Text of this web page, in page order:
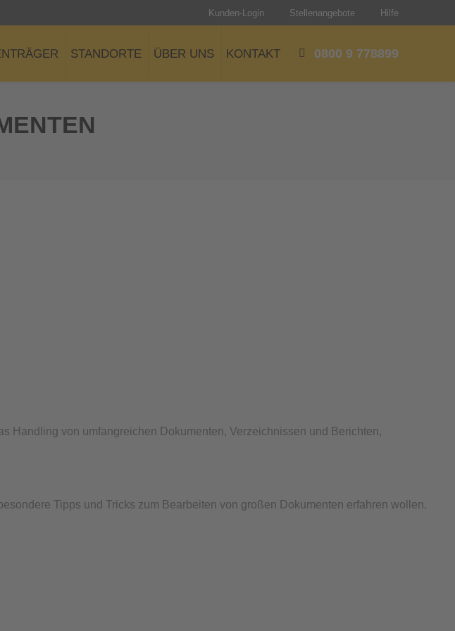
Kunden-Login Stellenangebote Hilfe
STANDORTE ÜBER UNS KONTAKT 0800 9 778899
Handling von umfangreichen Dokumenten, Verzeichnissen und Berichten,
Tipps und Tricks zum Bearbeiten von großen Dokumenten erfahren wollen.